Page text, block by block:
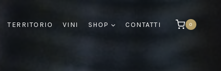
TERRITORIO VINI SHOP CONTATTI 0